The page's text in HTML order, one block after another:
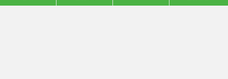
3. 降噪减震：透水砖的材料特性能够有效吸收和分散地面上的噪